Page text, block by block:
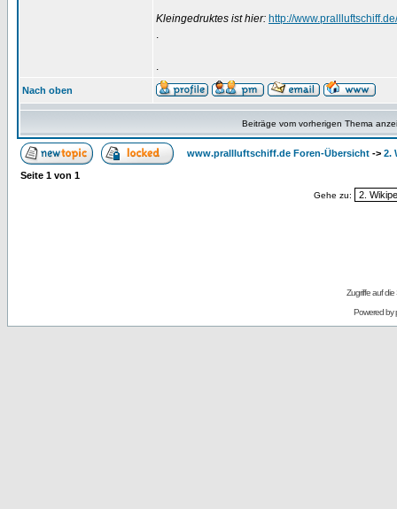
Kleingedruktes ist hier: http://
.
.
Nach oben
Beiträge vom vorherigen Thema
www.prallluftschiff.de Foren-Übersicht -> 2.
Seite 1 von 1
Gehe zu:
Zugriffe auf
Powered by